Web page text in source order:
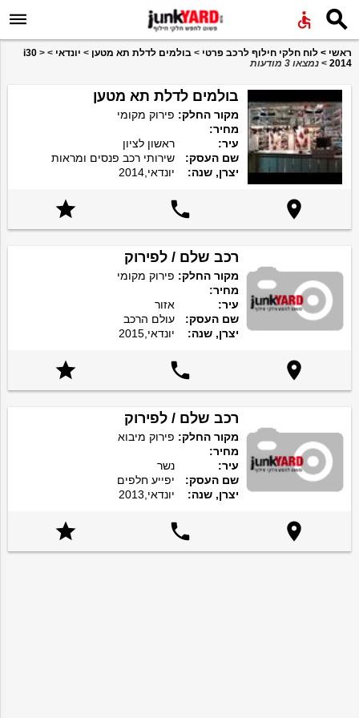
 
ראשי > לוח חלקי חילוף לרכב פרטי > בולמים לדלת תא מטען > יונדאי >
i30 >
2014
> נמצאו 3 מודעות
בולמים לדלת תא מטען
מקור החלק: פירוק מקומי
מחיר:
עיר:
ראשון לציון
שם העסק:
שירותי רכב פנסים ומראות
יצרן, שנה:
יונדאי,2014



רכב שלם / לפירוק
מקור החלק: פירוק מקומי
מחיר:
עיר:
אזור
שם העסק:
עולם הרכב
יצרן, שנה:
יונדאי,2015



רכב שלם / לפירוק
מקור החלק: פירוק מיבוא
מחיר:
עיר:
נשר
שם העסק:
יפייע חלפים
יצרן, שנה:
יונדאי,2013


